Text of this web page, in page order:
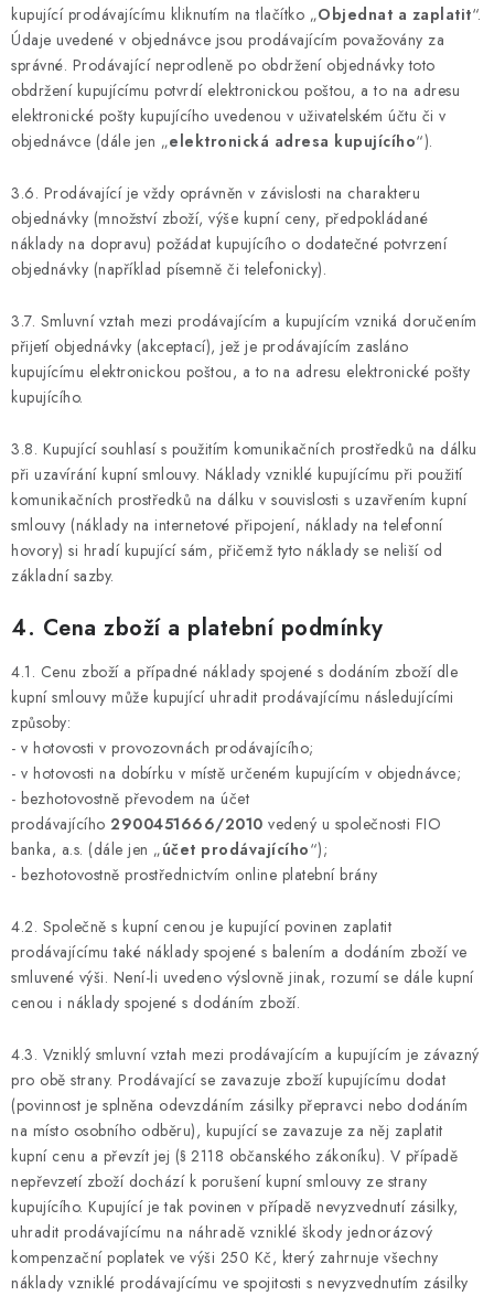
kupující prodávajícímu kliknutím na tlačítko „Objednat a zaplatit“.
Údaje uvedené v objednávce jsou prodávajícím považovány za
správné. Prodávající neprodleně po obdržení objednávky toto
obdržení kupujícímu potvrdí elektronickou poštou, a to na adresu
elektronické pošty kupujícího uvedenou v uživatelském účtu či v
objednávce (dále jen „elektronická adresa kupujícího“).
3.6. Prodávající je vždy oprávněn v závislosti na charakteru
objednávky (množství zboží, výše kupní ceny, předpokládané
náklady na dopravu) požádat kupujícího o dodatečné potvrzení
objednávky (například písemně či telefonicky).
3.7. Smluvní vztah mezi prodávajícím a kupujícím vzniká doručením
přijetí objednávky (akceptací), jež je prodávajícím zasláno
kupujícímu elektronickou poštou, a to na adresu elektronické pošty
kupujícího.
3.8. Kupující souhlasí s použitím komunikačních prostředků na dálku
při uzavírání kupní smlouvy. Náklady vzniklé kupujícímu při použití
komunikačních prostředků na dálku v souvislosti s uzavřením kupní
smlouvy (náklady na internetové připojení, náklady na telefonní
hovory) si hradí kupující sám, přičemž tyto náklady se neliší od
základní sazby.
4. Cena zboží a platební podmínky
4.1. Cenu zboží a případné náklady spojené s dodáním zboží dle
kupní smlouvy může kupující uhradit prodávajícímu následujícími
způsoby:
- v hotovosti v provozovnách prodávajícího;
- v hotovosti na dobírku v místě určeném kupujícím v objednávce;
- bezhotovostně převodem na účet
prodávajícího 2900451666/2010 vedený u společnosti FIO
banka, a.s. (dále jen „účet prodávajícího“);
- bezhotovostně prostřednictvím online platební brány
4.2. Společně s kupní cenou je kupující povinen zaplatit
prodávajícímu také náklady spojené s balením a dodáním zboží ve
smluvené výši. Není-li uvedeno výslovně jinak, rozumí se dále kupní
cenou i náklady spojené s dodáním zboží.
4.3. Vzniklý smluvní vztah mezi prodávajícím a kupujícím je závazný
pro obě strany. Prodávající se zavazuje zboží kupujícímu dodat
(povinnost je splněna odevzdáním zásilky přepravci nebo dodáním
na místo osobního odběru), kupující se zavazuje za něj zaplatit
kupní cenu a převzít jej (§ 2118 občanského zákoníku). V případě
nepřevzetí zboží dochází k porušení kupní smlouvy ze strany
kupujícího. Kupující je tak povinen v případě nevyzvednutí zásilky,
uhradit prodávajícímu na náhradě vzniklé škody jednorázový
kompenzační poplatek ve výši 250 Kč, který zahrnuje všechny
náklady vzniklé prodávajícímu ve spojitosti s nevyzvednutím zásilky